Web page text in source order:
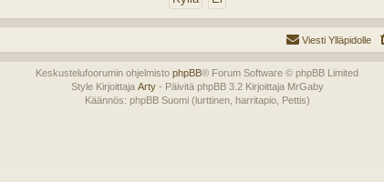
Viesti Ylläpidolle
Keskustelufoorumin ohjelmisto phpBB® Forum Software © phpBB Limited
Style Kirjoittaja Arty- Päivitä phpBB 3.2 Kirjoittaja MrGaby
Käännös: phpBB Suomi (lurttinen, harritapio, Pettis)